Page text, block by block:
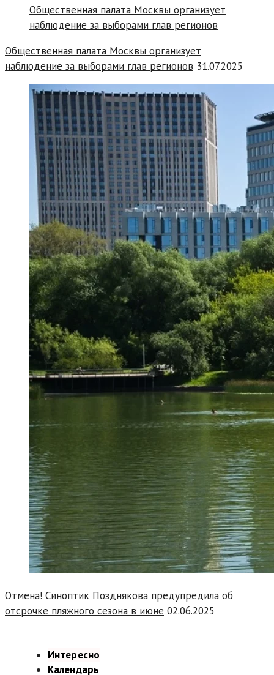
Общественная палата Москвы организует
наблюдение за выборами глав регионов 31.07.2025
Отмена! Синоптик Позднякова предупредила об
отсрочке пляжного сезона в июне 02.06.2025
Интересно
Календарь